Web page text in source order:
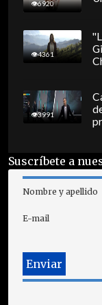
6920
4361
3991
Suscríbete a
Nombre y apellido
E-mail